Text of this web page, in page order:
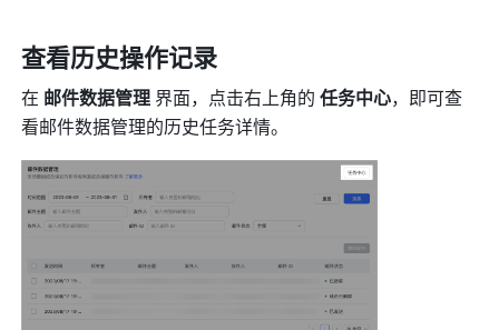
查看历史操作记录
在 邮件数据管理 界面，点击右上角的 任务中心，即可查
看邮件数据管理的历史任务详情。